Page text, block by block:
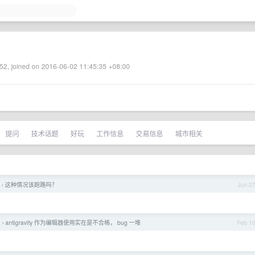
joined on 2016-06-02 11:45:35 +08:00
提问 技术话题 好玩 工作信息 交易信息 城市相关
Jun 27
› 这种情况该跑路吗？
Feb 10
› antigravity 作为编辑器使用实在是不合格， bug 一堆